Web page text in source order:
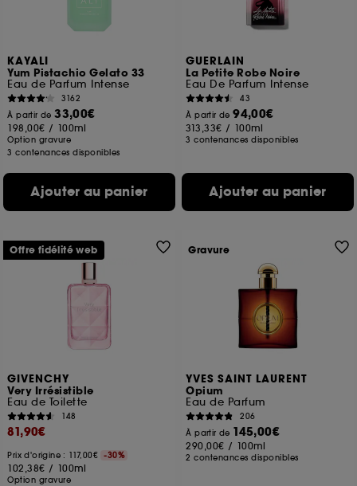
KAYALI
Yum Pistachio Gelato 33
Eau de Parfum Intense
3162
À partir de33,00€
198,00€ / 100ml
Option gravure
3 contenances disponibles
Ajouter au panier
GUERLAIN
La Petite Robe Noire
Eau De Parfum Intense
43
À partir de94,00€
313,33€ / 100ml
3 contenances disponibles
Ajouter au panier
GIVENCHY
Very Irrésistible
Eau de Toilette
148
81,90€
Prix d'origine : 117,00€ -30%
102,38€ / 100ml
Option gravure
Offre fidélité web
YVES SAINT LAURENT
Opium
Eau de Parfum
206
À partir de 145,00€
290,00€ / 100ml
2 contenances disponibles
Gravure